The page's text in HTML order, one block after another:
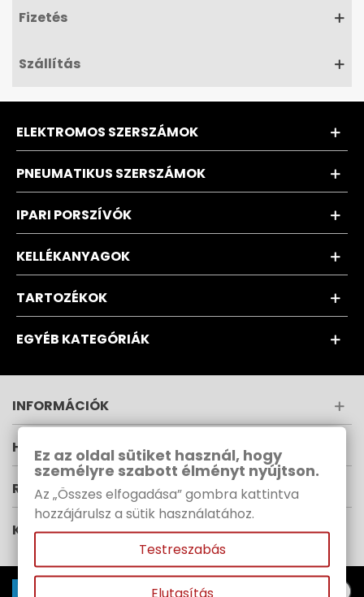
Fizetés
Szállítás
ELEKTROMOS SZERSZÁMOK
PNEUMATIKUS SZERSZÁMOK
IPARI PORSZÍVÓK
KELLÉKANYAGOK
TARTOZÉKOK
EGYÉB KATEGÓRIÁK
INFORMÁCIÓK
HÍRLEVÉL
RUPES MAGYARORSZÁG
KÖVESS MINKET
Ez az oldal sütiket használ, hogy
személyre szabott élményt nyújtson.
Az „Összes elfogadása” gombra kattintva
hozzájárulsz a sütik használatához.
Testreszabás
Elutasítás